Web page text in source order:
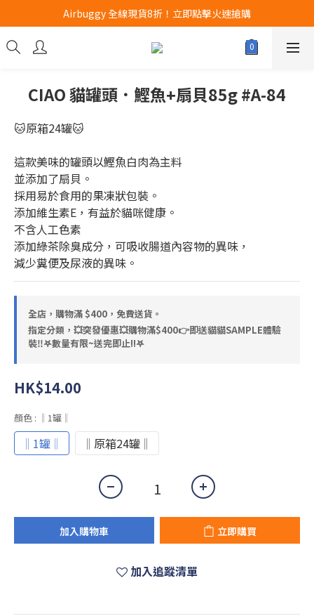
Airbuggy 全線現貨8折！立即點擊火速搶購
CURLI瑞士狗帶全款式3折！立即按下搶購
買任何獅子砂可享半價加購獅子砂木薯砂1包
CIAO 貓罐頭．鰹魚+扇貝85g #A-84
🐱原箱24罐🐱
這款美味的罐頭以鰹魚白肉為主料
並添加了扇貝。
採用易於食用的果凍狀包裝。
添加維生素E，有益於貓咪健康。
不含人工色素
添加綠茶除臭成分，可吸收腸道內容物的異味，
減少糞便及尿液的異味。
全店，購物滿 $400，免費送貨。
指定分類，💥突發優惠💥購物滿$400👉即送貓貓SAMPLE體驗
裝‼️𖤐數量有限~送完即止!!𖤐
HK$14.00
顏色 : ‖1罐‖
‖1罐‖ ‖原箱24罐‖
加入購物車 立即購買
加入追蹤清單